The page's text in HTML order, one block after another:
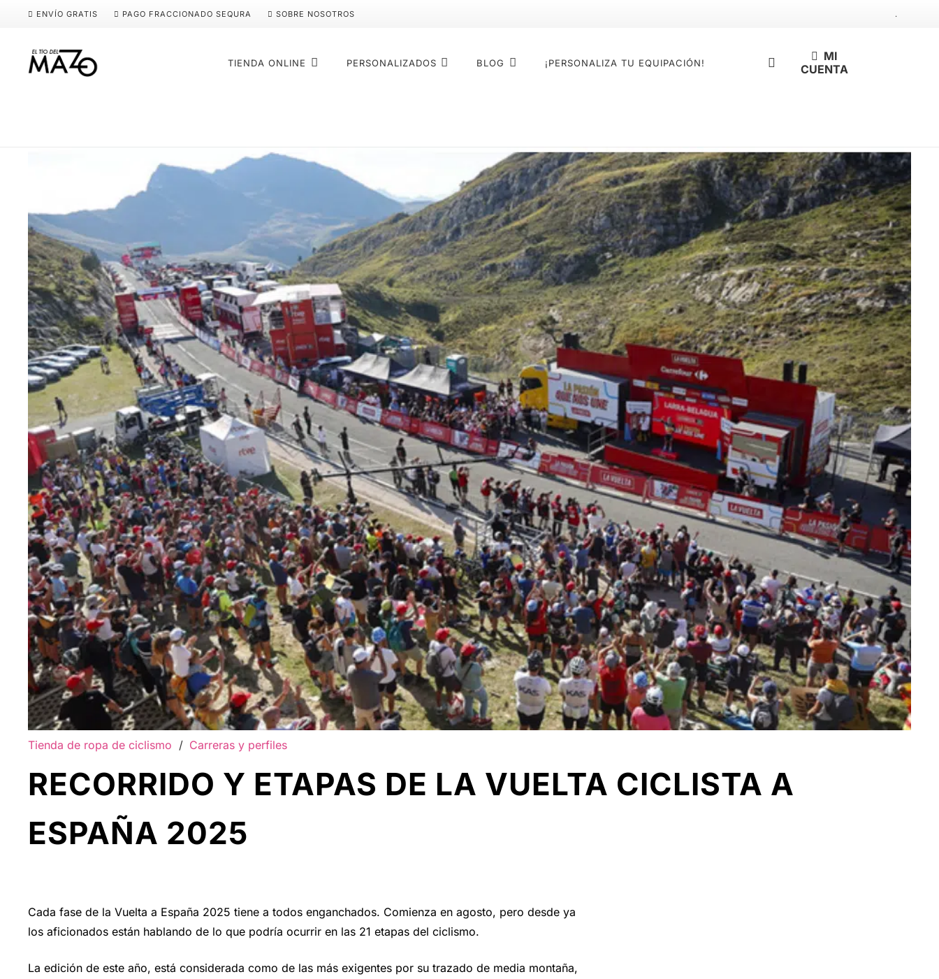
ENVÍO GRATIS PAGO FRACCIONADO SEQURA SOBRE NOSOTROS .
TIENDA ONLINE PERSONALIZADOS BLOG ¡PERSONALIZA TU EQUIPACIÓN!
MI
CUENTA
Tienda de ropa de ciclismo / Carreras y perfiles
RECORRIDO Y ETAPAS DE LA VUELTA CICLISTA A
ESPAÑA 2025
Cada fase de la Vuelta a España 2025 tiene a todos enganchados. Comienza en agosto, pero desde ya
los aficionados están hablando de lo que podría ocurrir en las 21 etapas del ciclismo.
La edición de este año, está considerada como de las más exigentes por su trazado de media montaña,